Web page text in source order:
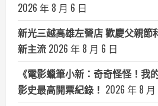
2026 年 8 月 6 日
新光三越高雄左營店 歡慶父親節
新主流 2026 年 8 月 6 日
《電影蠟筆小新：奇奇怪怪！我
影史最高開票紀錄！ 2026 年 8 月